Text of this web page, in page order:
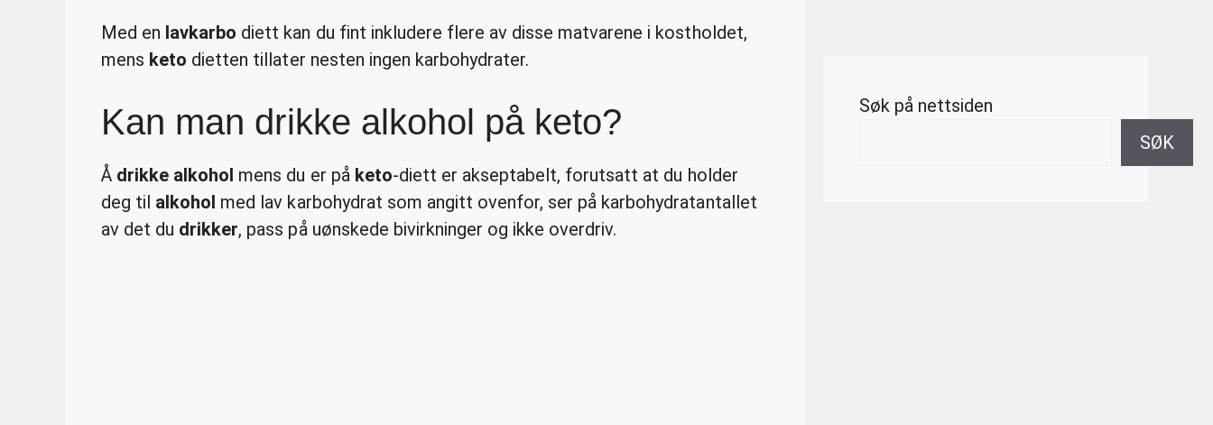
Med en lavkarbo diett kan du fint inkludere flere av disse matvarene i kostholdet,
mens keto dietten tillater nesten ingen karbohydrater.
Kan man drikke alkohol på keto?
Å drikke alkohol mens du er på keto-diett er akseptabelt, forutsatt at du holder
deg til alkohol med lav karbohydrat som angitt ovenfor, ser på karbohydratantallet
av det du drikker, pass på uønskede bivirkninger og ikke overdriv.
Søk på nettsiden
SØK